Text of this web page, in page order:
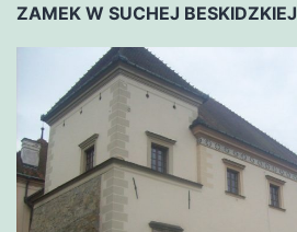
ZAMEK W SUCHEJ BESKIDZKIEJ